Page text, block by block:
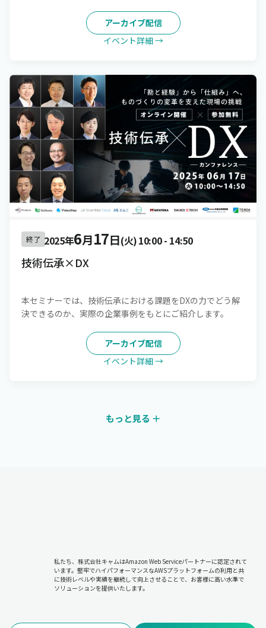
アーカイブ配信
イベント詳細 →
終了 2025年6月17日(火)10:00- 14:50
技術伝承×DX
本セミナーでは、技術伝承における課題をDXの力でどう解
決できるのか、実際の企業事例をもとにご紹介します。
アーカイブ配信
イベント詳細 →
もっと見る ＋
私たち、株式会社キャムはAmazon Web Serviceパートナーに認定されて
います。堅牢でハイパフォーマンスなAWSプラットフォームの利用と共
に技術レベルや実績を継続して向上させることで、お客様に高い水準で
ソリューションを提供いたします。